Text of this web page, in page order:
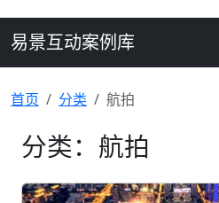
易景互动案例库
首页 分类 航拍
分类：航拍